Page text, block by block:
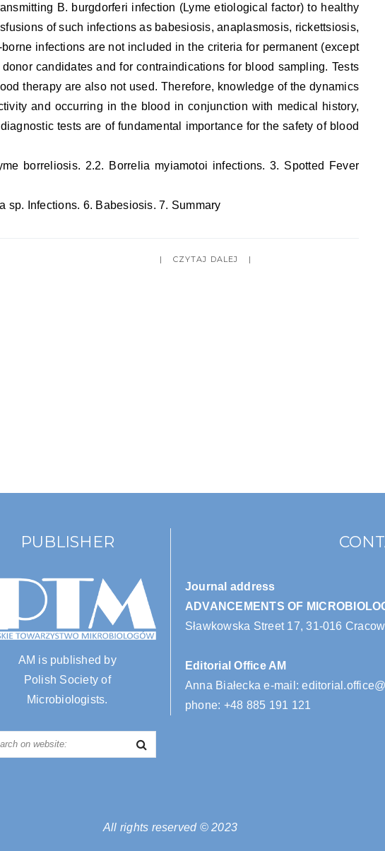
B. burgdorferi infection (Lyme etiological factor) to healthy
of such infections as babesiosis, anaplasmosis, rickettsiosis,
infections are not included in the criteria for permanent (except
candidates and for contraindications for blood sampling. Tests
therapy are also not used. Therefore, knowledge of the dynamics
and occurring in the blood in conjunction with medical history,
tests are of fundamental importance for the safety of blood
borreliosis. 2.2. Borrelia myiamotoi infections. 3. Spotted Fever
sp. Infections. 6. Babesiosis. 7. Summary
CZYTAJ DALEJ
PUBLISHER
AM is published by
Polish Society of
Microbiologists.
Journal address
ADVANCEMENTS OF
Sławkowska Street 17, 31-016
Editorial Office AM
Anna Białecka e-mail:
phone: +48 885 191 121
All rights reserved © 2023